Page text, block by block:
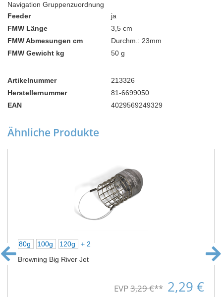
Navigation Gruppenzuordnung
Feeder
ja
FMW Länge
3,5 cm
FMW Abmesungen cm
Durchm.: 23mm
FMW Gewicht kg
50 g
Artikelnummer
213326
Herstellernummer
81-6699050
EAN
4029569249329
Ähnliche Produkte
80g 100g 120g
+ 2
Browning Big River Jet
EVP3,29 €** 2,29 €